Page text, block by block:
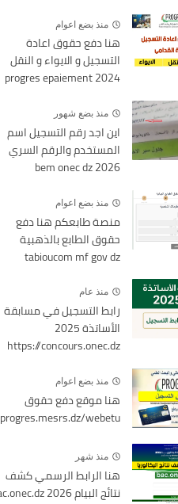
منذ بضع اعوام
هنا دفع حقوق اعادة
التسجيل و الايواء و النقل
2024 progres epaiement
منذ بضع شهور
اين اجد رقم التسجيل اسم
المستخدم والرقم السري
bem onec dz 2026
منذ بضع اعوام
منصة طابعكم هنا دفع
حقوق الطابع بالذهبية
tabioucom mf gov dz
منذ عام
رابط التسجيل في مسابقة
الأساتذة 2025
https://concours.onec.dz
منذ بضع اعوام
هنا موقع دفع حقوق
progres.mesrs.dz/webetu
منذ شهر
هنا الرابط الرسمي كشف
نتائج البيام 2026 bac.onec.dz